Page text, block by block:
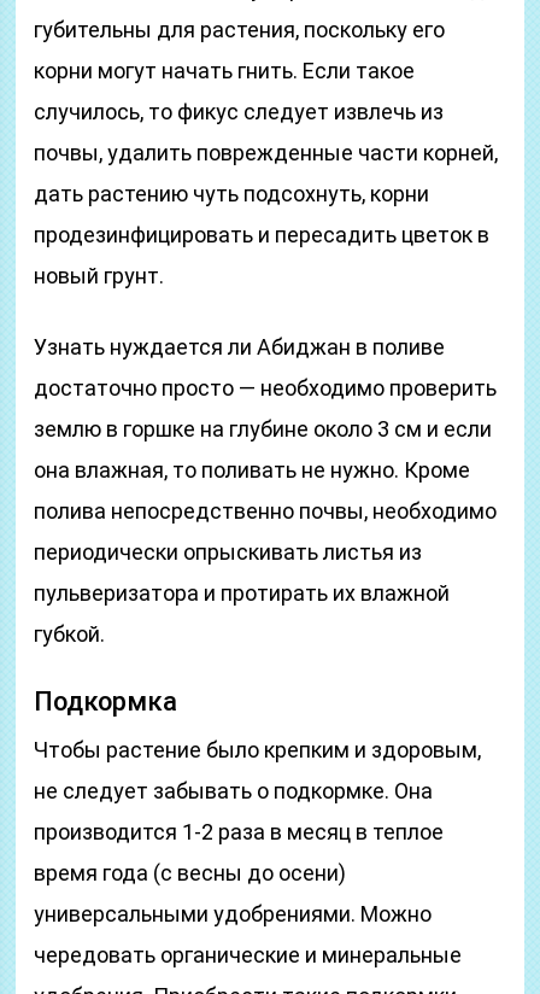
губительны для растения, поскольку его
корни могут начать гнить. Если такое
случилось, то фикус следует извлечь из
почвы, удалить поврежденные части корней,
дать растению чуть подсохнуть, корни
продезинфицировать и пересадить цветок в
новый грунт.
Узнать нуждается ли Абиджан в поливе
достаточно просто — необходимо проверить
землю в горшке на глубине около 3 см и если
она влажная, то поливать не нужно. Кроме
полива непосредственно почвы, необходимо
периодически опрыскивать листья из
пульверизатора и протирать их влажной
губкой.
Подкормка
Чтобы растение было крепким и здоровым,
не следует забывать о подкормке. Она
производится 1-2 раза в месяц в теплое
время года (с весны до осени)
универсальными удобрениями. Можно
чередовать органические и минеральные